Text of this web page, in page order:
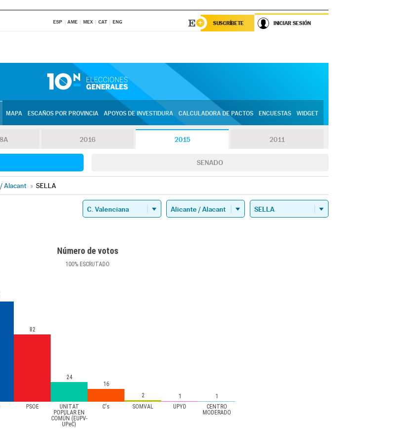
ESP AME MEX CAT ENG SUSCRÍBETE INICIAR SESIÓN
MAPA ESCAÑOS POR PROVINCIA APOYOS DE INVESTIDURA CALCULADORA DE PACTOS ENCUESTAS WIDGET
2016 2015 2011
SENADO
Alacant » SELLA
Número de votos
100% ESCRUTADO
PSOE
UNITAT
POPULAR EN
COMÚN (EUPV-
UPeC)
C's SOMVAL UPYD
CENTRO
MODERADO
82
24
16
2
1 1